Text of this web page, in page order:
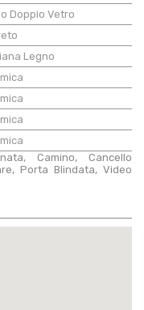
Doppio Vetro
Legno
Camino, Cancello
Porta Blindata, Video